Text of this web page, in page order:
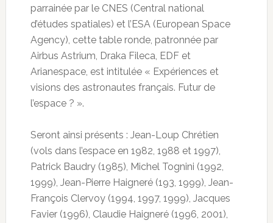
parrainée par le CNES (Central national
d’études spatiales) et l’ESA (European Space
Agency), cette table ronde, patronnée par
Airbus Astrium, Draka Fileca, EDF et
Arianespace, est intitulée « Expériences et
visions des astronautes français. Futur de
l’espace ? ».
Seront ainsi présents : Jean-Loup Chrétien
(vols dans l’espace en 1982, 1988 et 1997),
Patrick Baudry (1985), Michel Tognini (1992,
1999), Jean-Pierre Haigneré (193, 1999), Jean-
François Clervoy (1994, 1997, 1999), Jacques
Favier (1996), Claudie Haigneré (1996, 2001),